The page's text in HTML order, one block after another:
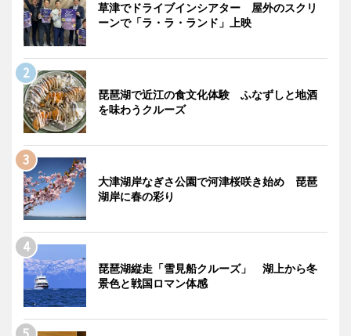
草津でドライブインシアター 屋外のスクリ
ーンで「ラ・ラ・ランド」上映
琵琶湖で近江の食文化体験 ふなずしと地酒
を味わうクルーズ
大津湖岸なぎさ公園で河津桜咲き始め 琵琶
湖岸に春の彩り
琵琶湖縦走「雪見船クルーズ」 湖上から冬
景色と戦国ロマン体感